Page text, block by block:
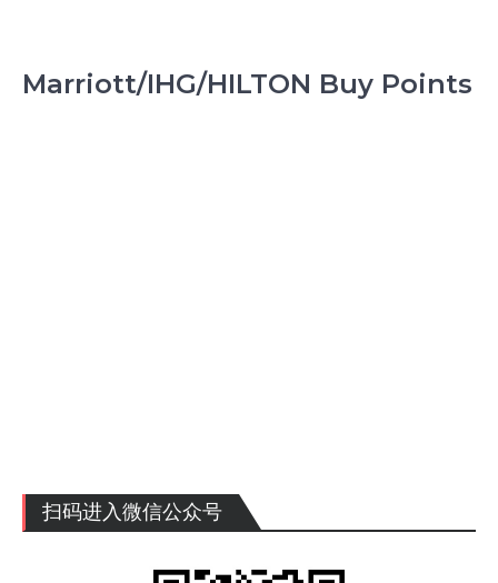
Marriott/IHG/HILTON Buy Points
扫码进入微信公众号